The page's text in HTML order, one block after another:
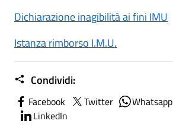
Dichiarazione inagibilità ai fini IMU
Istanza rimborso I.M.U.
Condividi:
Facebook Twitter Whatsapp
LinkedIn